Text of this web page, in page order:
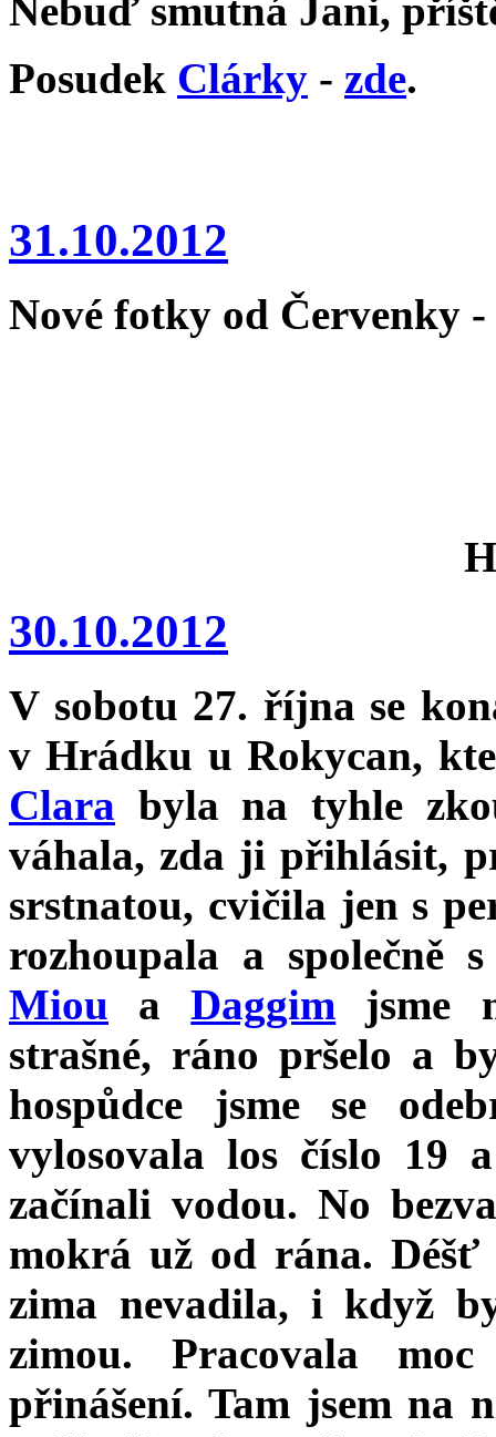
Nebuď smutná Jani,
Posudek Clárky - zde.
31.10.2012
Nové fotky od Červenky -
30.10.2012
V sobotu 27. října se
v Hrádku u Rokycan,
Clara byla na tyhle
váhala, zda ji přihlásit,
srstnatou, cvičila jen s
rozhoupala a společně
Miou aDaggim jsme
strašné, ráno pršelo a
hospůdce jsme se
vylosovala los číslo 19
začínali vodou. No
mokrá už od rána.
zima nevadila, i když
zimou. Pracovala
přinášení. Tam jsem na